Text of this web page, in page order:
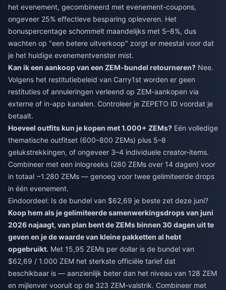
het evenement, gecombineerd met evenement-coupons,
ongeveer 25% effectieve besparing opleveren. Het
bonuspercentage schommelt maandelijks met 5–8%, dus
wachten op "een betere uitverkoop" zorgt er meestal voor dat
je het huidige evenementvenster mist.
Kan ik een aankoop van een ZEM-bundel retourneren? Nee.
Volgens het restitutiebeleid van Carry1st worden er geen
restituties of annuleringen verleend op ZEM-aankopen via
externe of in-app kanalen. Controleer je ZEPETO ID voordat je
betaalt.
Hoeveel outfits kun je kopen met 1.000+ ZEMs? Eén volledige
thematische outfitset (600–800 ZEMs) plus 5–8
gelukstrekkingen, of ongeveer 3–4 individuele creator-items.
Combineer met een inlogreeks (280 ZEMs over 14 dagen) voor
in totaal ~1.280 ZEMs — genoeg voor twee gelimiteerde drops
in één evenement.
Eindoordeel: Is de bundel van $62,69 je beste zet deze juni?
Koop hem als je gelimiteerde samenwerkingsdrops van juni
2026 najaagt, van plan bent de ZEMs binnen 30 dagen uit te
geven en je de waarde van kleine pakketten al hebt
opgebruikt. Met 15,95 ZEMs per dollar is de bundel van
$62,69 / 1.000 ZEM het sterkste officiële tarief dat
beschikbaar is — aanzienlijk beter dan het niveau van 128 ZEM
en mijlenver vooruit op de 323 ZEM-valstrik. Combineer met